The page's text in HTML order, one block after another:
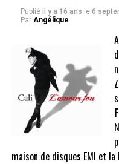
Publié il y a 16 ans le 6
Par Angélique
maison de disques EMI et la